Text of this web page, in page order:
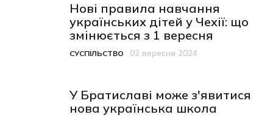
Нові правила навчання
українських дітей у Чехії: що
змінюється з 1 вересня
Категорія
СУСПІЛЬСТВО
Дата публікації02 вересня 2024
У Братиславі може з'явитися
нова українська школа